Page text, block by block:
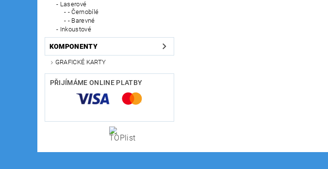
Laserové
- Černobílé
- Barevné
Inkoustové
KOMPONENTY
GRAFICKÉ KARTY
PŘIJÍMÁME ONLINE PLATBY